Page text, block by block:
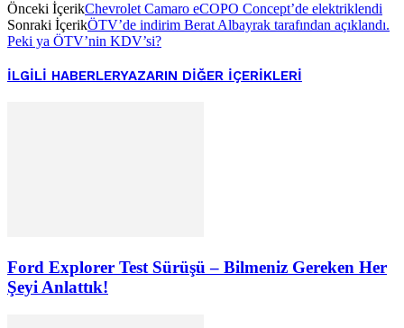
Önceki İçerikChevrolet Camaro eCOPO Concept’de elektriklendi
Sonraki İçerikÖTV’de indirim Berat Albayrak tarafından açıklandı.
Peki ya ÖTV’nin KDV’si?
İLGILI HABERLERYAZARIN DIĞER İÇERIKLERI
Ford Explorer Test Sürüşü – Bilmeniz Gereken Her
Şeyi Anlattık!